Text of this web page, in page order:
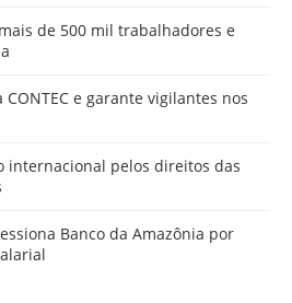
de 500 mil trabalhadores e
e garante vigilantes nos
internacional pelos direitos das
Banco da Amazônia por